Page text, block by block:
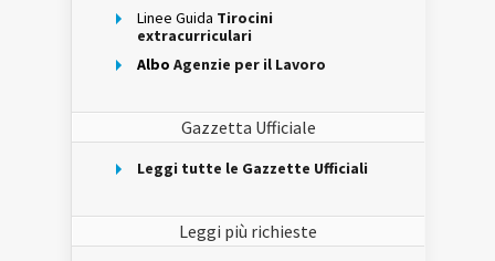
Linee Guida Tirocini
extracurriculari
Albo Agenzie per il Lavoro
Gazzetta Ufficiale
Leggi tutte le Gazzette Ufficiali
Leggi più richieste